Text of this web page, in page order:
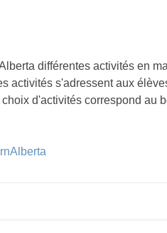
différentes activités en
activités s'adressent aux
d'activités correspond au